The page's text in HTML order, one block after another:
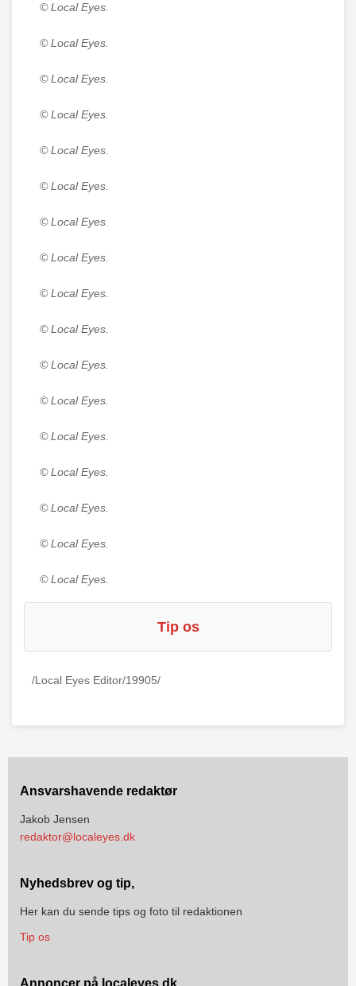
© Local Eyes.
© Local Eyes.
© Local Eyes.
© Local Eyes.
© Local Eyes.
© Local Eyes.
© Local Eyes.
© Local Eyes.
© Local Eyes.
© Local Eyes.
© Local Eyes.
© Local Eyes.
© Local Eyes.
© Local Eyes.
© Local Eyes.
© Local Eyes.
© Local Eyes.
Tip os
/Local Eyes Editor/19905/
Ansvarshavende redaktør
Jakob Jensen
redaktor@localeyes.dk
Nyhedsbrev og tip,
Her kan du sende tips og foto til redaktionen
Tip os